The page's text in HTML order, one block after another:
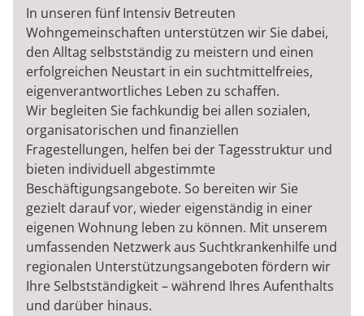
In unseren fünf Intensiv Betreuten
Wohngemeinschaften unterstützen wir Sie dabei,
den Alltag selbstständig zu meistern und einen
erfolgreichen Neustart in ein suchtmittelfreies,
eigenverantwortliches Leben zu schaffen.
Wir begleiten Sie fachkundig bei allen sozialen,
organisatorischen und finanziellen
Fragestellungen, helfen bei der Tagesstruktur und
bieten individuell abgestimmte
Beschäftigungsangebote. So bereiten wir Sie
gezielt darauf vor, wieder eigenständig in einer
eigenen Wohnung leben zu können. Mit unserem
umfassenden Netzwerk aus Suchtkrankenhilfe und
regionalen Unterstützungsangeboten fördern wir
Ihre Selbstständigkeit – während Ihres Aufenthalts
und darüber hinaus.